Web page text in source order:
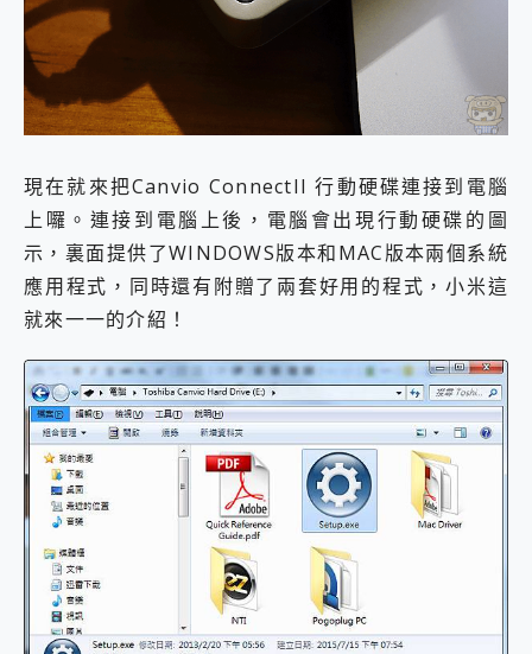
現在就來把Canvio ConnectII 行動硬碟連接到電腦
上囉。連接到電腦上後，電腦會出現行動硬碟的圖
示，裏面提供了WINDOWS版本和MAC版本兩個系統
應用程式，同時還有附贈了兩套好用的程式，小米這
就來一一的介紹！